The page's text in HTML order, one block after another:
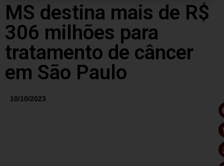
MS destina mais de R$
306 milhões para
tratamento de câncer
em São Paulo
10/10/2023